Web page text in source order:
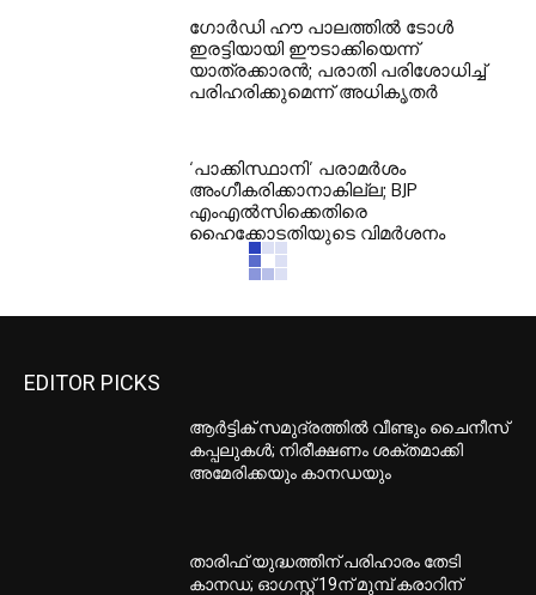
ഗോർഡി ഹൗ പാലത്തിൽ ടോൾ
ഇരട്ടിയായി ഈടാക്കിയെന്ന്
യാത്രക്കാരൻ; പരാതി പരിശോധിച്ച്
പരിഹരിക്കുമെന്ന് അധികൃതർ
‘പാക്കിസ്ഥാനി’ പരാമർശം
അംഗീകരിക്കാനാകില്ല; BJP
എംഎൽസിക്കെതിരെ
ഹൈക്കോടതിയുടെ വിമർശനം
EDITOR PICKS
ആർട്ടിക് സമുദ്രത്തിൽ വീണ്ടും ചൈനീസ്
കപ്പലുകൾ; നിരീക്ഷണം ശക്തമാക്കി
അമേരിക്കയും കാനഡയും
താരിഫ് യുദ്ധത്തിന് പരിഹാരം തേടി
കാനഡ; ഓഗസ്റ്റ് 19ന് മുമ്പ് കരാറിന്